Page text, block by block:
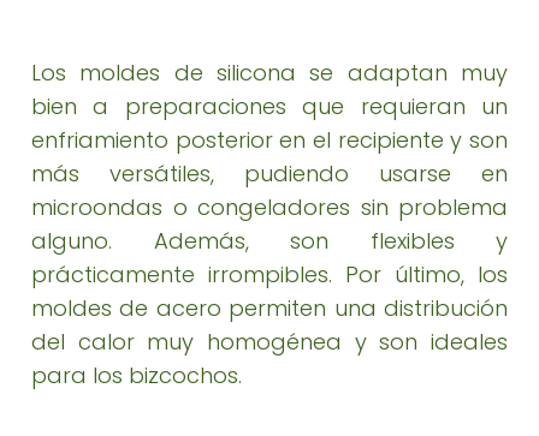
Los moldes de silicona se adaptan muy
bien a preparaciones que requieran un
enfriamiento posterior en el recipiente y son
más versátiles, pudiendo usarse en
microondas o congeladores sin problema
alguno. Además, son flexibles y
prácticamente irrompibles. Por último, los
moldes de acero permiten una distribución
del calor muy homogénea y son ideales
para los bizcochos.